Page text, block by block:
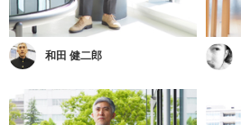
和田 健二郎